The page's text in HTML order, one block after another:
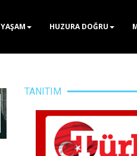
YAŞAM HUZURA DOĞRU
TANITIM